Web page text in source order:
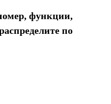
функции,
по